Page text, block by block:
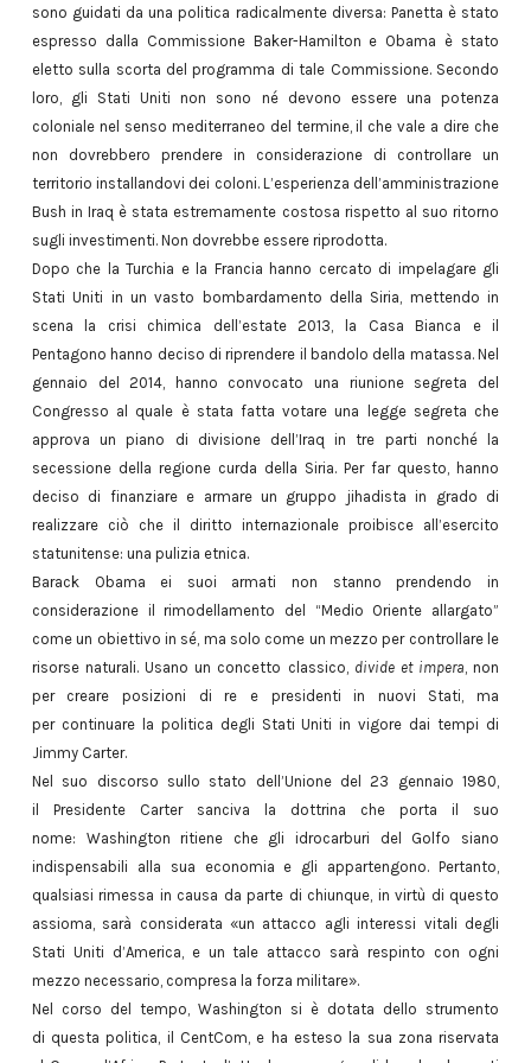
sono guidati da una politica radicalmente diversa: Panetta è stato
espresso dalla Commissione Baker-Hamilton e Obama è stato
eletto sulla scorta del programma di tale Commissione. Secondo
loro, gli Stati Uniti non sono né devono essere una potenza
coloniale nel senso mediterraneo del termine, il che vale a dire che
non dovrebbero prendere in considerazione di controllare un
territorio installandovi dei coloni. L’esperienza dell’amministrazione
Bush in Iraq è stata estremamente costosa rispetto al suo ritorno
sugli investimenti. Non dovrebbe essere riprodotta.
Dopo che la Turchia e la Francia hanno cercato di impelagare gli
Stati Uniti in un vasto bombardamento della Siria, mettendo in
scena la crisi chimica dell’estate 2013, la Casa Bianca e il
Pentagono hanno deciso di riprendere il bandolo della matassa. Nel
gennaio del 2014, hanno convocato una riunione segreta del
Congresso al quale è stata fatta votare una legge segreta che
approva un piano di divisione dell’Iraq in tre parti nonché la
secessione della regione curda della Siria. Per far questo, hanno
deciso di finanziare e armare un gruppo jihadista in grado di
realizzare ciò che il diritto internazionale proibisce all’esercito
statunitense: una pulizia etnica.
Barack Obama ei suoi armati non stanno prendendo in
considerazione il rimodellamento del “Medio Oriente allargato”
come un obiettivo in sé, ma solo come un mezzo per controllare le
risorse naturali. Usano un concetto classico, divide et impera , non
per creare posizioni di re e presidenti in nuovi Stati, ma
per continuare la politica degli Stati Uniti in vigore dai tempi di
Jimmy Carter.
Nel suo discorso sullo stato dell’Unione del 23 gennaio 1980,
il Presidente Carter sanciva la dottrina che porta il suo
nome: Washington ritiene che gli idrocarburi del Golfo siano
indispensabili alla sua economia e gli appartengono. Pertanto,
qualsiasi rimessa in causa da parte di chiunque, in virtù di questo
assioma, sarà considerata «un attacco agli interessi vitali degli
Stati Uniti d’America, e un tale attacco sarà respinto con ogni
mezzo necessario, compresa la forza militare».
Nel corso del tempo, Washington si è dotata dello strumento
di questa politica, il CentCom, e ha esteso la sua zona riservata